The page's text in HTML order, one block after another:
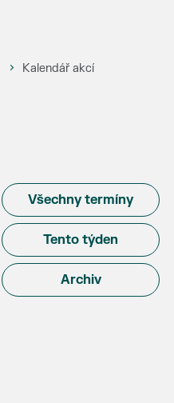
Kalendář akcí
Všechny termíny
Tento týden
Archiv